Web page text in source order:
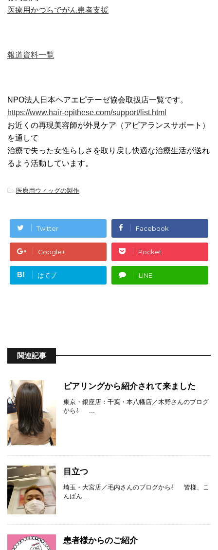
医療用かつらでがん患者支援
報道資料一覧
NPO法人日本ヘアエピテーゼ協会取扱店一覧です。
https://www.hair-epithese.com/support/list.html
お近くの再現美容師が外見ケア（アピアランスサポート）
を通して
治療で失った女性らしさを取り戻し快適な治療生活が送れ
るよう活動しています。
-医療用ウィッグの製作
Twitter Facebook
Google+ Pocket
B! はてブ LINE
関連記事
ピアリングから紹介されて来ました
東京・銀座店：千葉・本八幡店／木野さんのブログ
から⇩ ...
目立つ
埼玉・大宮店／毛内さんのブログから⇩ 皆様、こ
んばん ...
患者様からのご紹介